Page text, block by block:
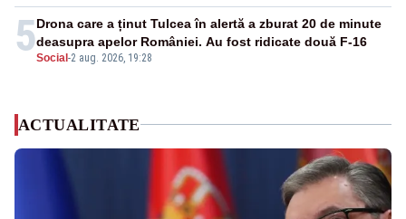
5Social-2 aug. 2026, 19:28
Drona care a ținut Tulcea în alertă a zburat 20 de minute
deasupra apelor României. Au fost ridicate două F-16
ACTUALITATE